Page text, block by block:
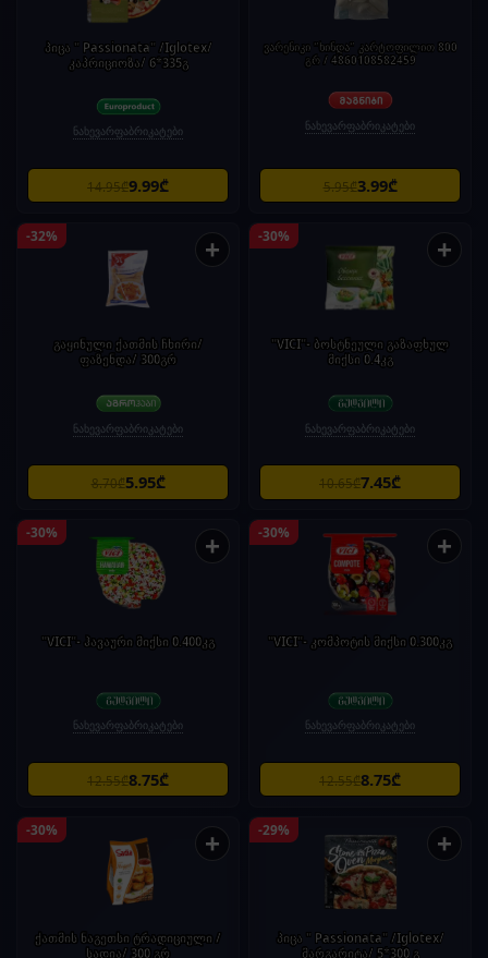
პიცა " Passionata" /Iglotex/
კაპრიციოზა/ 6*335გ
ნახევარფაბრიკატები
14.95₾9.99₾
ვარენიკი "ხინდა" კარტოფილით 800
გრ / 4860108582459
ნახევარფაბრიკატები
5.95₾3.99₾
-32% +
გაყინული ქათმის ჩხირი/
ფაზენდა/ 300გრ
ნახევარფაბრიკატები
8.70₾5.95₾
-30% +
"VICI"- ბოსტნეული გაზაფხულ
მიქსი 0.4კგ
ნახევარფაბრიკატები
10.65₾7.45₾
-30% +
"VICI"- ჰავაური მიქსი 0.400კგ
ნახევარფაბრიკატები
12.55₾8.75₾
-30% +
"VICI"- კომპოტის მიქსი 0.300კგ
ნახევარფაბრიკატები
12.55₾8.75₾
-30% +
ქათმის ნაგეთსი ტრადიციული /
სადია/ 300 გრ
-29% +
პიცა " Passionata" /Iglotex/
მარგარიტა/ 5*300 გ